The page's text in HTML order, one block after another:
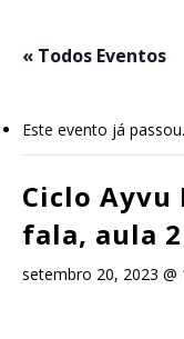
main« Todos Eventos
Este evento já passou.
Ciclo Ayvu
fala, aula 2
setembro 20, 2023 @